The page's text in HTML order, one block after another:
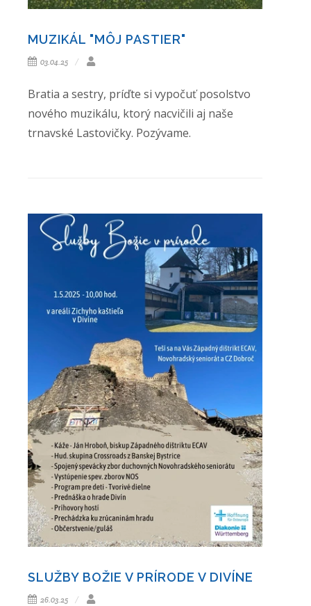
MUZIKÁL "MÔJ PASTIER"
03.04.25
Bratia a sestry, príďte si vypočuť posolstvo
nového muzikálu, ktorý nacvičili aj naše
trnavské Lastovičky. Pozývame.
SLUŽBY BOŽIE V PRÍRODE V DIVÍNE
26.03.25